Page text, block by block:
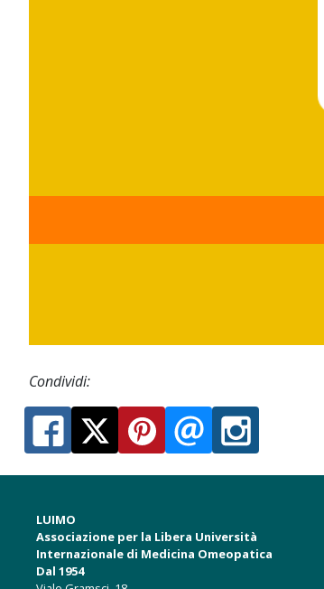
Condividi:
LUIMO
Associazione per la Libera Università
Internazionale di Medicina Omeopatica
Dal 1954